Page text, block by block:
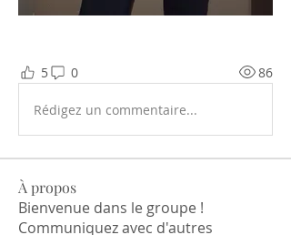
5 0 86
Rédigez un commentaire...
À propos
Bienvenue dans le groupe !
Communiquez avec d'autres